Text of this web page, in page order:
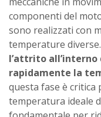
componenti del
sono realizzati con
temperature diverse.
l’attrito
rapidamente la
questa fase è critica
temperatura ideale